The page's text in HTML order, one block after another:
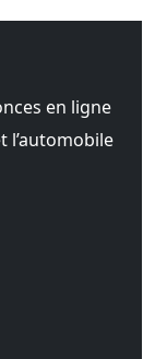
en ligne
l’automobile